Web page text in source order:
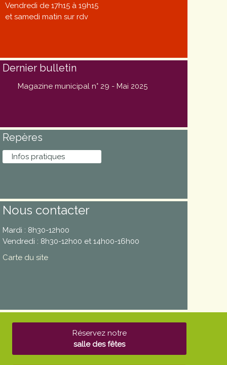
Vendredi de 17h15 à 19h15
et samedi matin sur rdv
Dernier bulletin
Magazine municipal n° 29 - Mai 2025
Repères
Infos pratiques
Nous contacter
Mardi : 8h30-12h00
Vendredi : 8h30-12h00 et 14h00-16h00
Carte du site
Réservez notre
salle des fêtes